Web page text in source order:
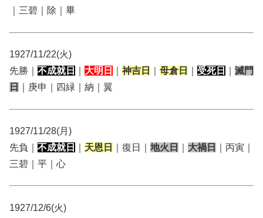
｜三碧｜除｜畢
1927/11/22(火)
先勝｜ 不成就日 大明日 神吉日 母倉日 受死日
滅門
日
｜庚申｜四緑｜納｜翼
1927/11/28(月)
先負｜ 不成就日 天恩日 ｜復日｜ 地火日 大禍日
｜丙寅｜
三碧｜平｜心
1927/12/6(火)